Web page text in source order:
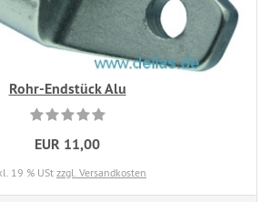
Rohr-Endstück Alu
EUR 11,00
19 % USt zzgl. Versandkosten